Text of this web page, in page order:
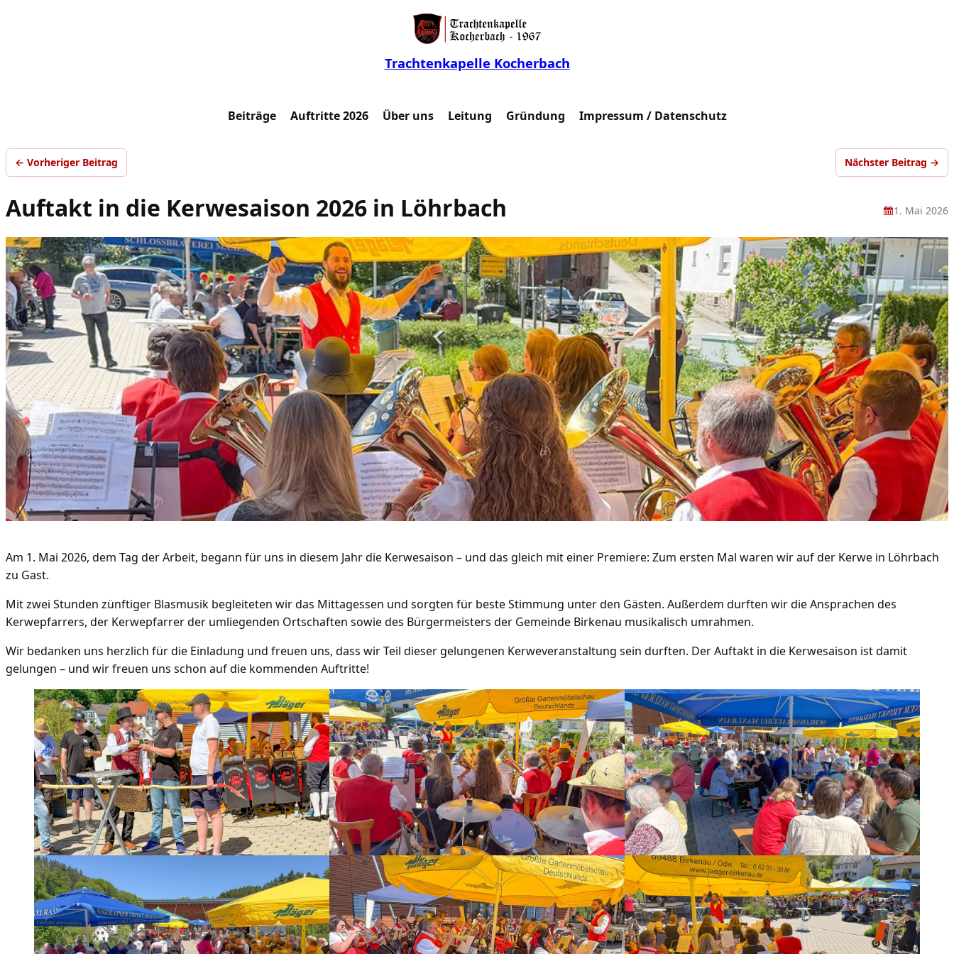
Trachtenkapelle Kocherbach
Beiträge Auftritte 2026 Über uns Leitung Gründung Impressum / Datenschutz
← Vorheriger Beitrag Nächster Beitrag →
Auftakt in die Kerwesaison 2026 in Löhrbach 1. Mai 2026
Am 1. Mai 2026, dem Tag der Arbeit, begann für uns in diesem Jahr die Kerwesaison – und das gleich mit einer Premiere: Zum ersten Mal waren wir auf der Kerwe in Löhrbach
zu Gast.
Mit zwei Stunden zünftiger Blasmusik begleiteten wir das Mittagessen und sorgten für beste Stimmung unter den Gästen. Außerdem durften wir die Ansprachen des
Kerwepfarrers, der Kerwepfarrer der umliegenden Ortschaften sowie des Bürgermeisters der Gemeinde Birkenau musikalisch umrahmen.
Wir bedanken uns herzlich für die Einladung und freuen uns, dass wir Teil dieser gelungenen Kerweveranstaltung sein durften. Der Auftakt in die Kerwesaison ist damit
gelungen – und wir freuen uns schon auf die kommenden Auftritte!